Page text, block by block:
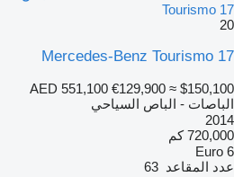
Tourismo 17
20
Mercedes-Benz Tourismo 17
AED 551,100 €129,900 ≈ $150,100
الباصات - الباص السياحي
2014
720,000 كم
Euro 6
عدد المقاعد 63